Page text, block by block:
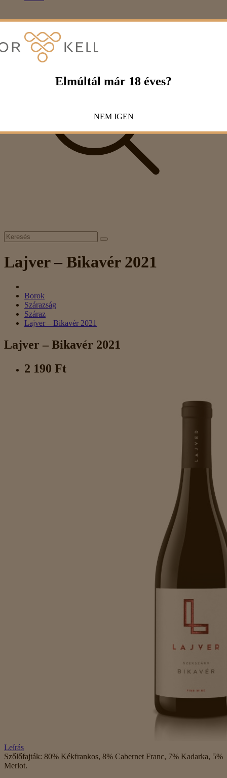
Lajver – Bikavér 2021
Borok
Szárazság
Száraz
Lajver – Bikavér 2021
Lajver – Bikavér 2021
2 190 Ft
Leírás
Szőlőfajták: 80% Kékfrankos, 8% Cabernet Franc, 7% Kadarka, 5%
Merlot.
Elmúltál már 18 éves?
NEM IGEN